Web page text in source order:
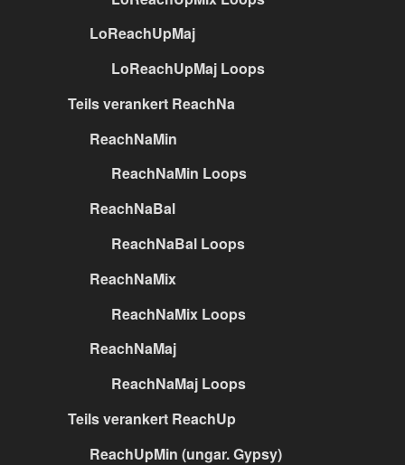
LoReachUpMaj
LoReachUpMaj Loops
Teils verankert ReachNa
ReachNaMin
ReachNaMin Loops
ReachNaBal
ReachNaBal Loops
ReachNaMix
ReachNaMix Loops
ReachNaMaj
ReachNaMaj Loops
Teils verankert ReachUp
ReachUpMin (ungar. Gypsy)